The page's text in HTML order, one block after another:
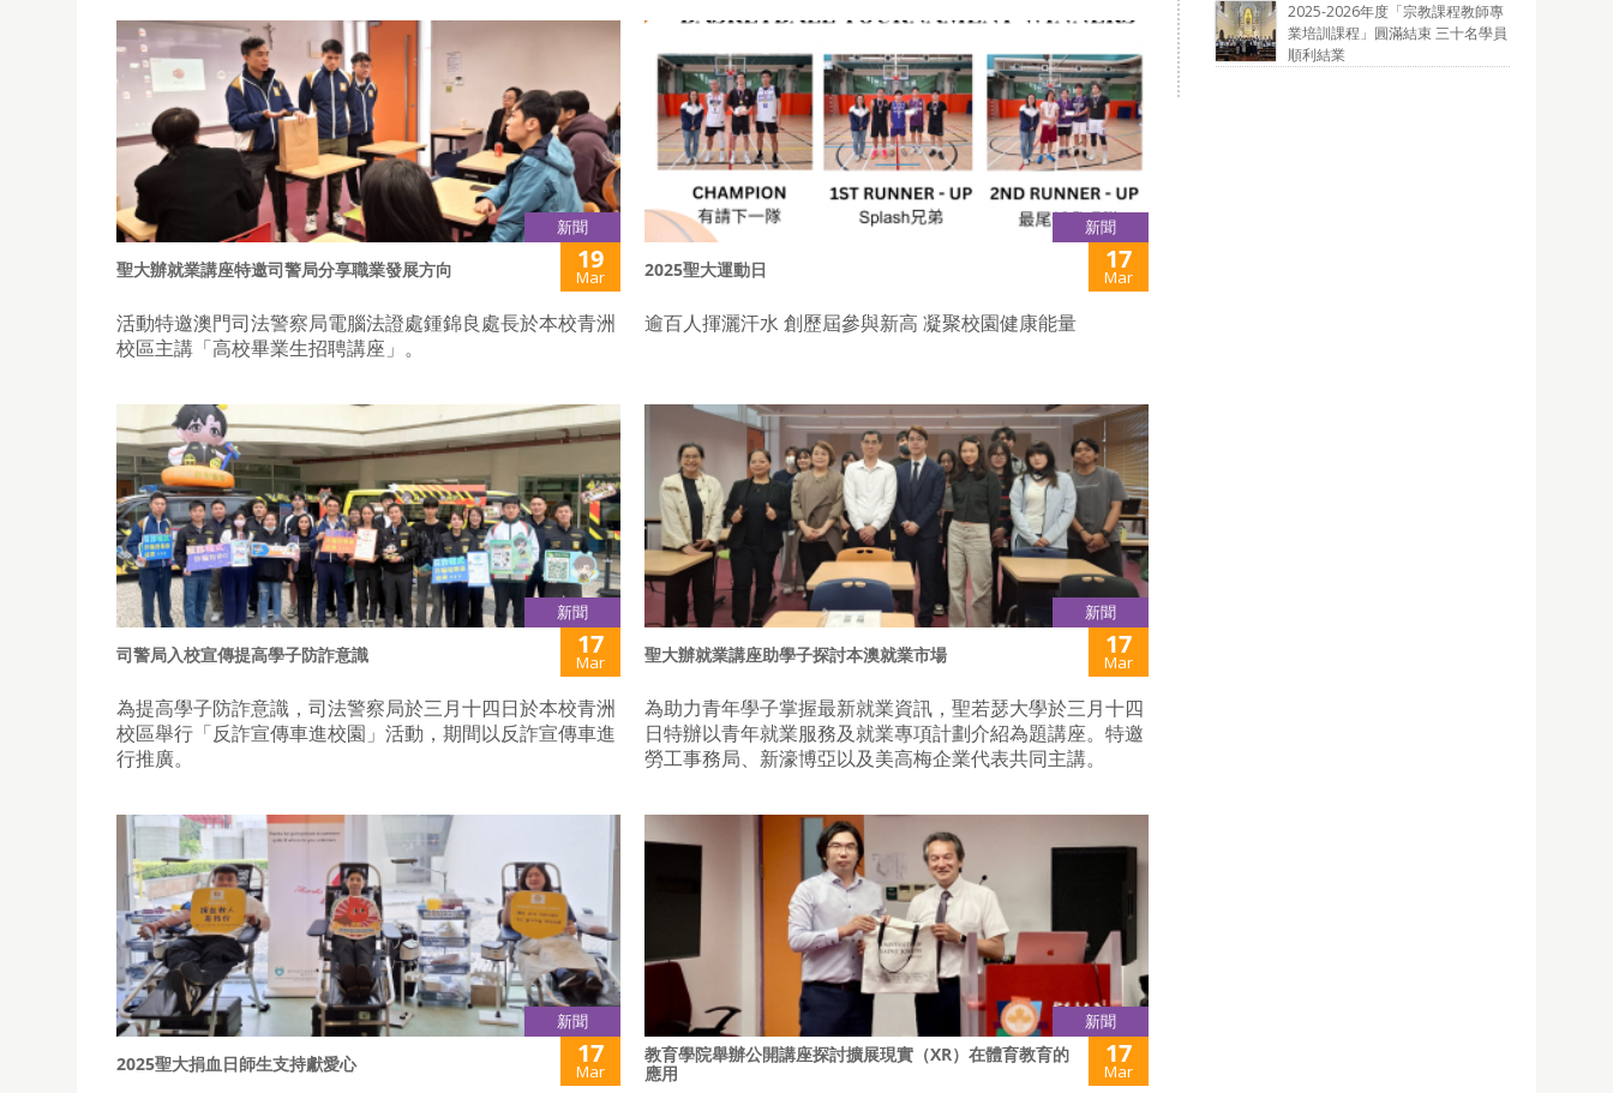
新聞
聖大辦就業講座特邀司警局分享職業發展方向 19
Mar
活動特邀澳門司法警察局電腦法證處鍾錦良處長於本校青洲
校區主講「高校畢業生招聘講座」。
新聞
2025聖大運動日 17
Mar
逾百人揮灑汗水 創歷屆參與新高 凝聚校園健康能量
新聞
司警局入校宣傳提高學子防詐意識 17
Mar
為提高學子防詐意識，司法警察局於三月十四日於本校青洲
校區舉行「反詐宣傳車進校園」活動，期間以反詐宣傳車進
行推廣。
新聞
聖大辦就業講座助學子探討本澳就業市場 17
Mar
為助力青年學子掌握最新就業資訊，聖若瑟大學於三月十四
日特辦以青年就業服務及就業專項計劃介紹為題講座。特邀
勞工事務局、新濠博亞以及美高梅企業代表共同主講。
新聞
2025聖大捐血日師生支持獻愛心 17
Mar
新聞
教育學院舉辦公開講座探討擴展現實（XR）在體育教育的
應用
17
Mar
2025-2026年度「宗教課程教師專
業培訓課程」圓滿結束 三十名學員
順利結業